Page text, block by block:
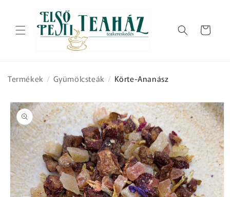
tartalomhoz
Kosár
Termékek / Gyümölcsteák / Körte-Ananász
Kihagyás, és
ugrás a
termékadatokra